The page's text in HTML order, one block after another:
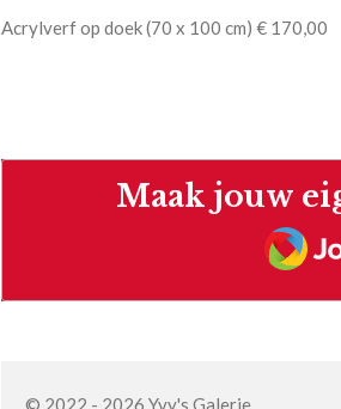
Acrylverf op doek (70 x 100 cm) € 170,00
Maak jouw
© 2022 - 2026 Yvy's Galerie